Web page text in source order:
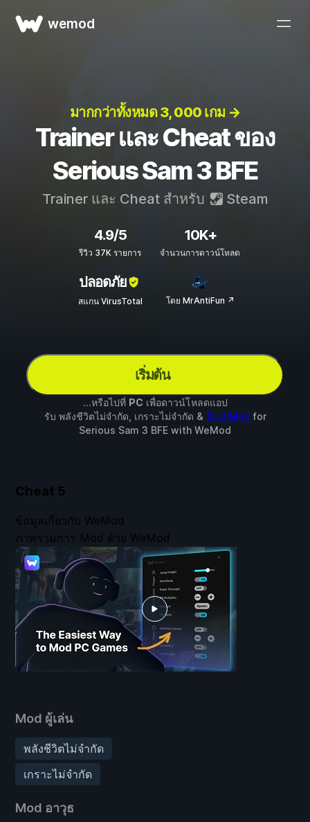
wemod
มากกว่าทั้งหมด 3, 000 เกม →
Trainer และ Cheat ของ
Serious Sam 3 BFE
Trainer และ Cheat สำหรับ Steam
4.9/5
รีวิว 37K รายการ
10K+
จำนวนการดาวน์โหลด
ปลอดภัย
สแกน VirusTotal โดย MrAntiFun ↗
เริ่มต้น
...หรือไปที่ PC เพื่อดาวน์โหลดแอป
รับ พลังชีวิตไม่จำกัด, เกราะไม่จำกัด & อีก 3 Mod for
Serious Sam 3 BFE with WeMod
Cheat 5
Mod ผู้เล่น
พลังชีวิตไม่จำกัด
เกราะไม่จำกัด
Mod อาวุธ
ข้อมูลเกี่ยวกับ WeMod
ภาพรวมการ Mod ด้วย WeMod